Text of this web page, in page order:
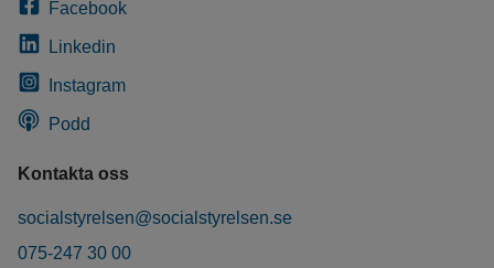
Facebook
Linkedin
Instagram
Podd
Kontakta oss
socialstyrelsen@socialstyrelsen.se
075-247 30 00